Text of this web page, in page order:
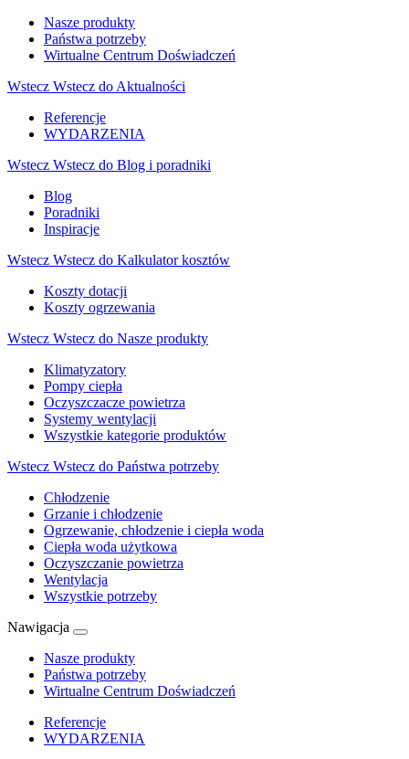
Nasze produkty
Państwa potrzeby
Wirtualne Centrum Doświadczeń
Wstecz Wstecz do Aktualności
Referencje
WYDARZENIA
Wstecz Wstecz do Blog i poradniki
Blog
Poradniki
Inspiracje
Wstecz Wstecz do Kalkulator kosztów
Koszty dotacji
Koszty ogrzewania
Wstecz Wstecz do Nasze produkty
Klimatyzatory
Pompy ciepła
Oczyszczacze powietrza
Systemy wentylacji
Wszystkie kategorie produktów
Wstecz Wstecz do Państwa potrzeby
Chłodzenie
Grzanie i chłodzenie
Ogrzewanie, chłodzenie i ciepła woda
Ciepła woda użytkowa
Oczyszczanie powietrza
Wentylacja
Wszystkie potrzeby
Nawigacja
Nasze produkty
Państwa potrzeby
Wirtualne Centrum Doświadczeń
Referencje
WYDARZENIA